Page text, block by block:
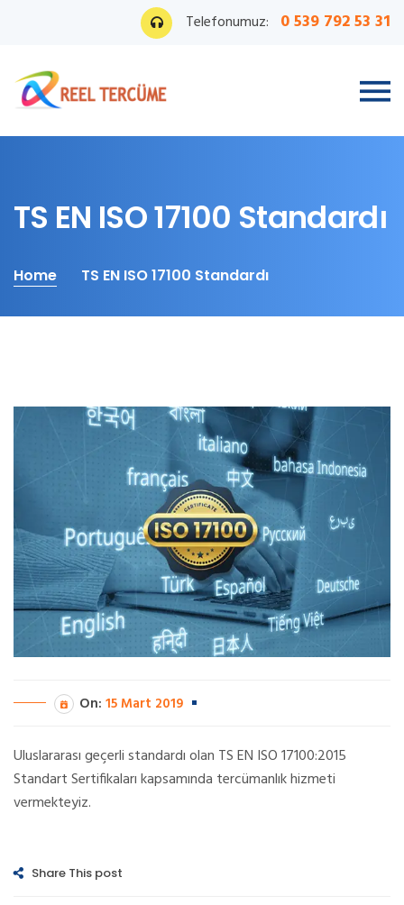
Telefonumuz: 0 539 792 53 31
TS EN ISO 17100 Standardı
Home TS EN ISO 17100 Standardı
On: 15 Mart 2019
Uluslararası geçerli standardı olan TS EN ISO 17100:2015
Standart Sertifikaları kapsamında tercümanlık hizmeti
vermekteyiz.
Share This post